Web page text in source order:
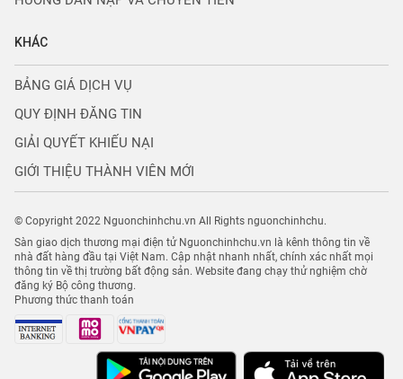
KHÁC
BẢNG GIÁ DỊCH VỤ
QUY ĐỊNH ĐĂNG TIN
GIẢI QUYẾT KHIẾU NẠI
GIỚI THIỆU THÀNH VIÊN MỚI
© Copyright 2022 Nguonchinhchu.vn All Rights nguonchinhchu.
Sàn giao dịch thương mại điện tử Nguonchinhchu.vn là kênh thông tin về
nhà đất hàng đầu tại Việt Nam. Cập nhật nhanh nhất, chính xác nhất mọi
thông tin về thị trường bất động sản. Website đang chạy thử nghiệm chờ
đăng ký Bộ công thương.
Phương thức thanh toán